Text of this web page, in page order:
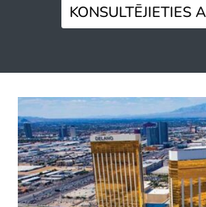
KONSULTĒJIETIES